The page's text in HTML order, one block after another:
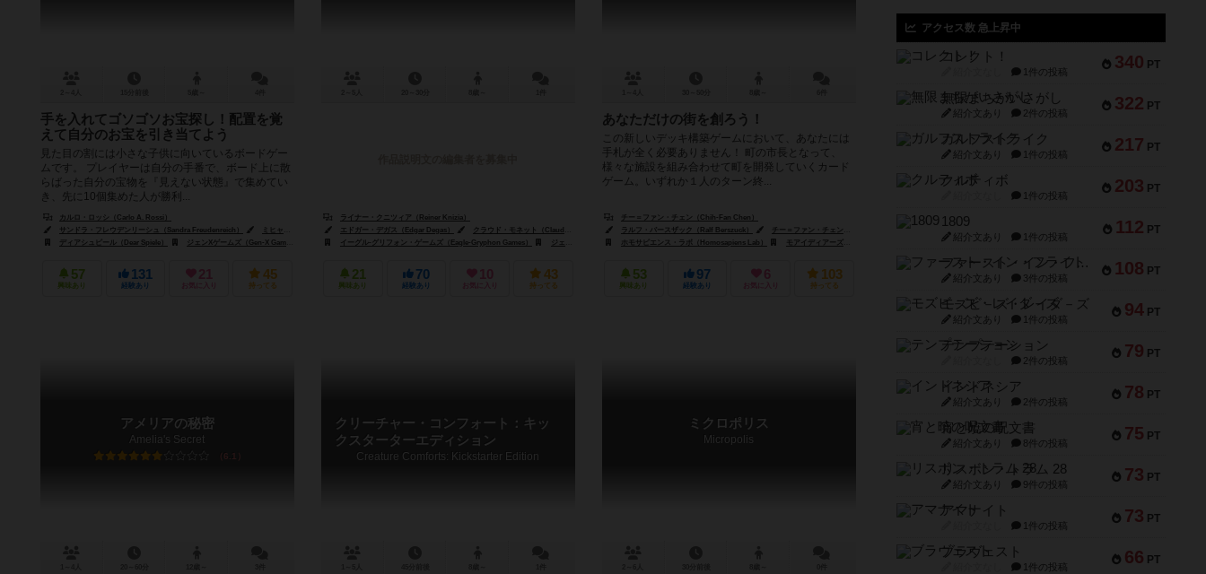
手を入れてゴソゴソお宝探し！配置を覚
えて自分のお宝を引き当てよう
見た目の割には小さな子供に向いているボードゲー
ムです。 プレイヤーは自分の手番で、ボード上に散
らばった自分の宝物を『見えない状態』で集めてい
き、先に10個集めた人が勝利...
カルロ・ロッシ（Carlo A. Rossi）
サンドラ・フレウデンリーシュ（Sandra Freudenreich）
ミヒャエル・メンツェル（Michael Menzel）
ディアシュピール（Dear Spiele）
ジェンXゲームズ（Gen-X Games） キキガニエ？（Kikigagne?）
57
興味あり
131
経験あり
21
お気に入り
45
持ってる
ライナー・クニツィア（Reiner Knizia）
エドガー・デガス（Edgar Degas）
クラウド・モネット（Claude Monet）
ポール・ニーマイヤー（Paul Niemeyer）
イーグル-グリフォン・ゲームズ（Eagle-Gryphon Games）
ジェンXゲームズ（Gen-X Games） オーヤ（Oya）
21
興味あり
70
経験あり
10
お気に入り
43
持ってる
あなただけの街を創ろう！
この新しいデッキ構築ゲームにおいて、あなたには
手札が全く必要ありません！ 町の市長となって、
様々な施設を組み合わせて町を開発していくカード
ゲーム。いずれか１人のターン終...
チー＝ファン・チェン（Chih-Fan Chen）
ラルフ・バースザック（Ralf Berszuck）
チー＝ファン・チェン（Chih-Fan Chen）
ホモサピエンス・ラボ（Homosapiens Lab）
モアイディアーズ・ゲーム・デザイン（Moaideas Game Design） ジェンXゲームズ（Gen-X Games）
53
興味あり
97
経験あり
6
お気に入り
103
持ってる
アメリアの秘密
Amelia's Secret
6.1
クリーチャー・コンフォート：キッ
クスターターエディション
Creature Comforts: Kickstarter Edition
ミクロポリス
Micropolis
アクセス数 急上昇中
340 PT
コレクト！
1件の投稿
322 PT
無限まちがいさがし
紹介文あり 2件の投稿
217 PT
ガルフストライク
紹介文あり 1件の投稿
203 PT
クルティボ
1件の投稿
112 PT
1809
紹介文あり 1件の投稿
108 PT
ファースト・イン・フライト
紹介文あり 3件の投稿
94 PT
モズビ－ズ・レイダ－ズ
紹介文あり 1件の投稿
79 PT
テンプテーション
2件の投稿
78 PT
インドネシア
紹介文あり 2件の投稿
75 PT
宵と暁の呪文書
紹介文あり 8件の投稿
73 PT
リスボン・トラム 28
紹介文あり 9件の投稿
73 PT
アマナイト
1件の投稿
66 PT
ブラヴェスト
1件の投稿